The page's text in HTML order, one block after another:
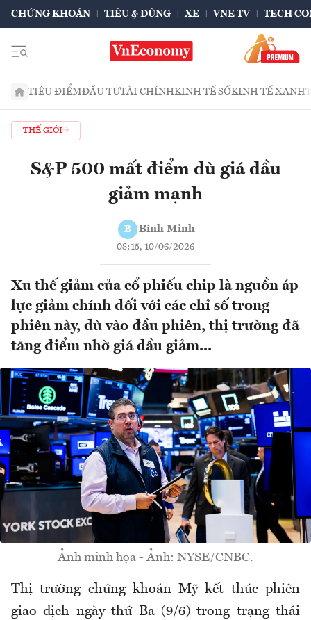
CHỨNG KHOÁN TIÊU & DÙNG XE VNE TV TECH
TIÊU ĐIỂMĐẦU TƯTÀI CHÍNHKINH TẾ SỐKINH TẾ XANH
THẾ GIỚI
S&P 500 mất điểm dù giá dầu
giảm mạnh
B Bình Minh
08:15, 10/06/2026
Xu thế giảm của cổ phiếu chip là nguồn áp
lực giảm chính đối với các chỉ số trong
phiên này, dù vào đầu phiên, thị trường đã
tăng điểm nhờ giá dầu giảm...
Ảnh minh họa - Ảnh: NYSE/CNBC.
Thị trường chứng khoán Mỹ kết thúc phiên
giao dịch ngày thứ Ba (9/6) trong trạng thái